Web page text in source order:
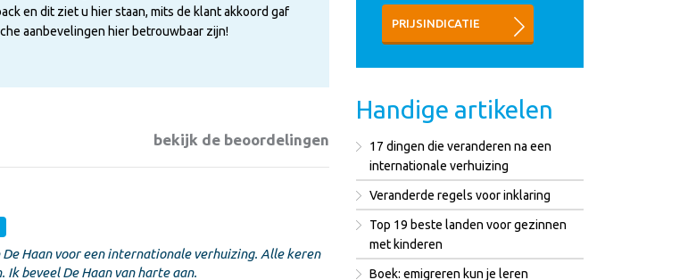
en dit ziet u hier staan, mits de klant akkoord gaf
aanbevelingen hier betrouwbaar zijn!
bekijk de beoordelingen
Haan voor een internationale verhuizing. Alle keren
beveel De Haan van harte aan.
PRIJSINDICATIE
Handige artikelen
17 dingen die veranderen na een
internationale verhuizing
Veranderde regels voor inklaring
Top 19 beste landen voor gezinnen
met kinderen
Boek: emigreren kun je leren